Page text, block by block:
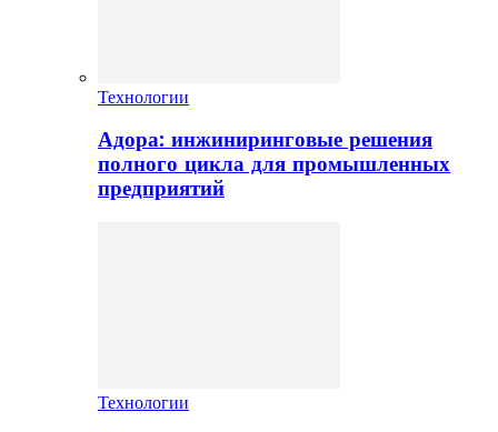
Технологии
Адора: инжиниринговые решения
полного цикла для промышленных
предприятий
Технологии